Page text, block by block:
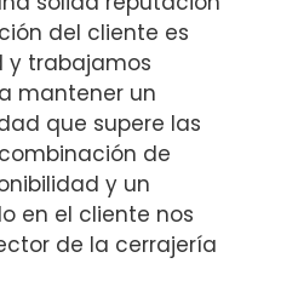
del cliente es
y trabajamos
mantener un
que supere las
de
y un
en el cliente nos
de la cerrajería